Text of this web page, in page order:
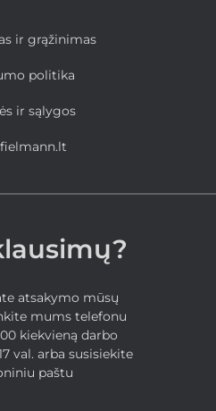
ir grąžinimas
politika
ir sąlygos
atsakymo mūsų
mums telefonu
kiekvieną darbo
val. arba susisiekite
paštu